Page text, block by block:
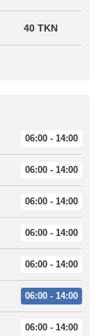
40 TKN
06:00 - 14:00
06:00 - 14:00
06:00 - 14:00
06:00 - 14:00
06:00 - 14:00
06:00 - 14:00
06:00 - 14:00